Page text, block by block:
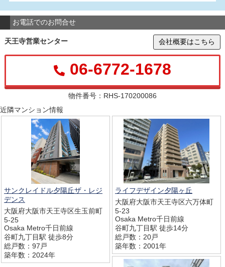
お電話でのお問合せ
天王寺営業センター 会社概要はこちら
06-6772-1678
物件番号：RHS-170200086
近隣マンション情報
サンクレイドル夕陽丘ザ・レジ
デンス
大阪府大阪市天王寺区生玉前町
5-25
Osaka Metro千日前線
谷町九丁目駅 徒歩8分
総戸数：97戸
築年数：2024年
ライフデザイン夕陽ヶ丘
大阪府大阪市天王寺区六万体町
5-23
Osaka Metro千日前線
谷町九丁目駅 徒歩14分
総戸数：20戸
築年数：2001年